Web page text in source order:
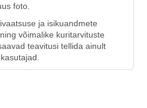
foto.
ja isikuandmete
võimalike kuritarvituste
teavitusi tellida ainult
kasutajad.